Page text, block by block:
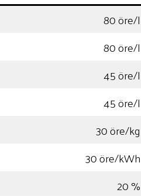
80 öre/l
80 öre/l
45 öre/l
45 öre/l
30 öre/kg
30 öre/kWh
20 %